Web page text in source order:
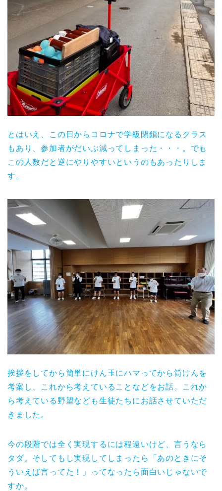
とはいえ、この日からコロナで学級閉鎖になるクラス
もあり、参加者がだいぶ減ってしまった・・・。でも
この人数だと逆にやりやすいというのもあったりしま
す。
挨拶をしてから簡単にけん玉にハマってから筒けんを
考案し、これから考えていることなどをお話。これか
ら考えている野望なども生徒たちにお話させていただ
きました。
今の段階では全く実現するには程遠いけど、言うなら
タダ。そしてもし実現してしまったら「あのときにそ
ういえば言ってた！」ってなったら面白いじゃないで
すか。